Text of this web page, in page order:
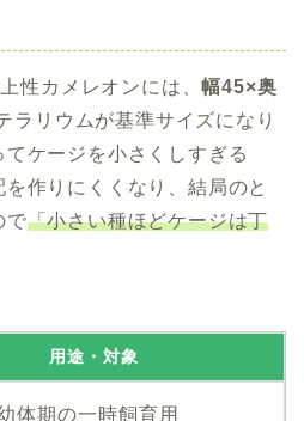
性カメレオンには、幅45×奥
ラリウムが基準サイズになり
ケージを小さくしすぎる
作りにくくなり、結局のと
で「小さい種ほどケージは丁
用途・対象
体期の一時飼育用